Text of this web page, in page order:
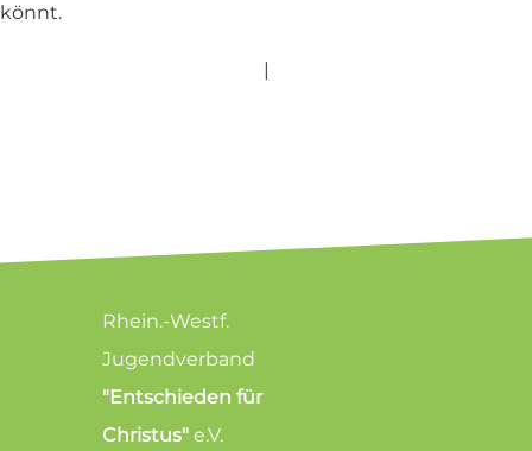
könnt.
Rhein.-Westf.
Jugendverband
"Entschieden für
Christus"e.V.